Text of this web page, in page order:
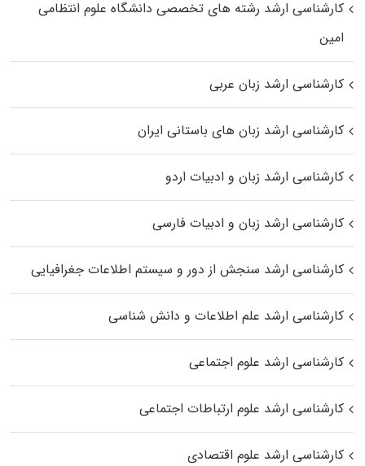
کارشناسی ارشد رﺷﺘﻪ ﻫﺎی تخصصی داﻧﺸﮕﺎه ﻋﻠﻮم انتظامی
اﻣﻴﻦ
کارشناسی ارشد زبان عربی
کارشناسی ارشد زبان‌ های باستانی ایران
کارشناسی ارشد زبان و ادبیات اردو
کارشناسی ارشد زبان و ادبیات فارسی
کارشناسی ارشد سنجش از دور و سیستم اطلاعات جغرافیایی
کارشناسی ارشد علم اطلاعات و دانش شناسی
کارشناسی ارشد علوم اجتماعی
کارشناسی ارشد علوم ارتباطات اجتماعی
کارشناسی ارشد علوم اقتصادی